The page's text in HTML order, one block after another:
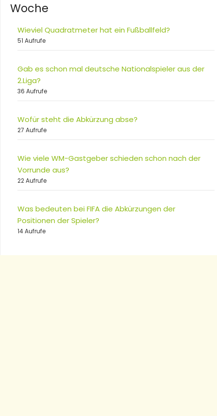
Woche
Wieviel Quadratmeter hat ein Fußballfeld?
51 Aufrufe
Gab es schon mal deutsche Nationalspieler aus der
2.Liga?
36 Aufrufe
Wofür steht die Abkürzung abse?
27 Aufrufe
Wie viele WM-Gastgeber schieden schon nach der
Vorrunde aus?
22 Aufrufe
Was bedeuten bei FIFA die Abkürzungen der
Positionen der Spieler?
14 Aufrufe